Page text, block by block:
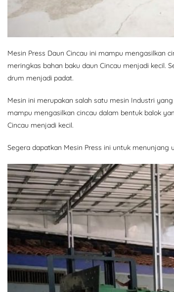
Mesin Press Daun Cincau ini mampu mengasilkan
meringkas bahan baku daun Cincau menjadi kecil.
drum menjadi padat.
Mesin ini merupakan salah satu mesin Industri
mampu mengasilkan cincau dalam bentuk balok
Cincau menjadi kecil.
Segera dapatkan Mesin Press ini untuk menunjang